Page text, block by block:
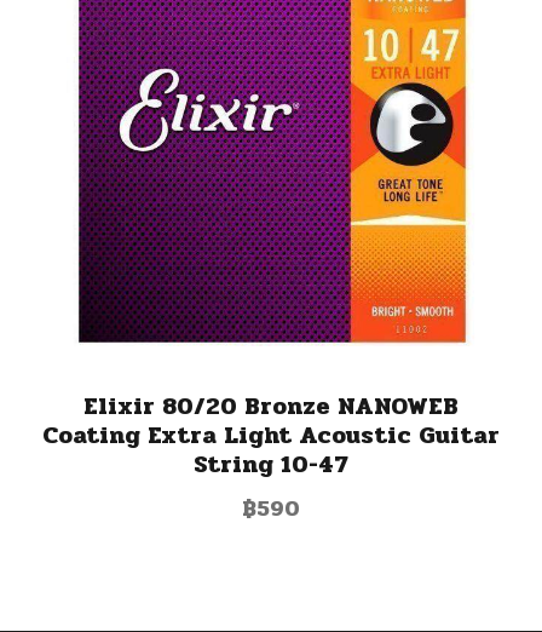
Elixir 80/20 Bronze NANOWEB
Coating Extra Light Acoustic Guitar
String 10-47
฿590